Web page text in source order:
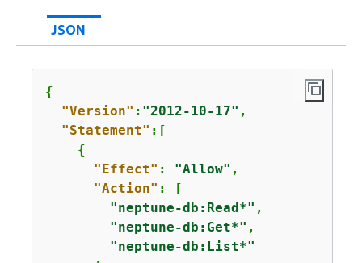
JSON
{
"Version" : "2012-10-17" ,
"Statement" :[
{
"Effect" : "Allow" ,
"Action" : [
"neptune-db:Read*" ,
"neptune-db:Get*" ,
"neptune-db:List*"